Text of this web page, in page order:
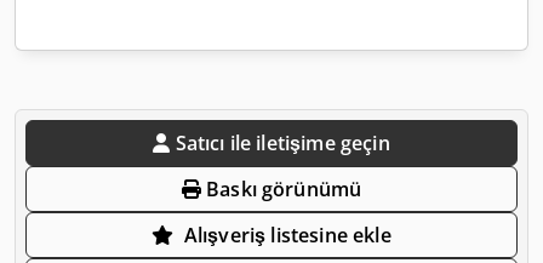
Satıcı ile iletişime geçin
Baskı görünümü
Alışveriş listesine ekle